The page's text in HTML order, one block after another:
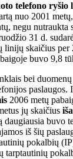
telefono ryšio
nuo 2001 metų,
negu nutraukta
31 d.
linijų skaičius
buvo 9,8
bei
paslaugos.
2006 metų
jų skaičius
daugiausia buvo
iš šių
pokalbių
tarptautinių